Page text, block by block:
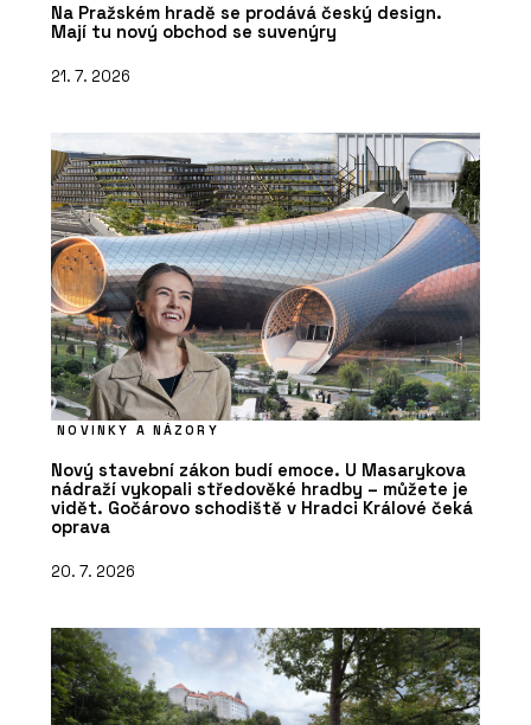
Na Pražském hradě se prodává český design.
Mají tu nový obchod se suvenýry
21. 7. 2026
NOVINKY A NÁZORY
Nový stavební zákon budí emoce. U Masarykova
nádraží vykopali středověké hradby – můžete je
vidět. Gočárovo schodiště v Hradci Králové čeká
oprava
20. 7. 2026